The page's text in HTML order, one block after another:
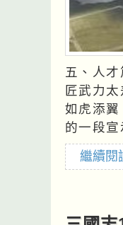
五、人才篇 還記得在「序」之中當年的「 三個臭皮匠可抓十個諸葛
匠武力
如虎添
的一段
繼續閱